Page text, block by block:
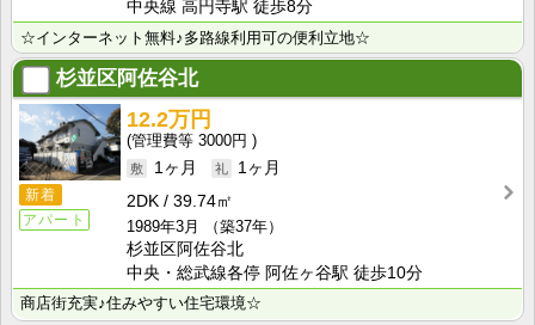
中央線 高円寺駅 徒歩8分
☆インターネット無料♪多路線利用可の便利立地☆
杉並区阿佐谷北
新着
アパート
12.2万円
3000円
1ヶ月
1ヶ月
2DK
39.74㎡
1989年3月
（築37年）
杉並区阿佐谷北
中央・総武線各停 阿佐ヶ谷駅 徒歩10分
商店街充実♪住みやすい住宅環境☆